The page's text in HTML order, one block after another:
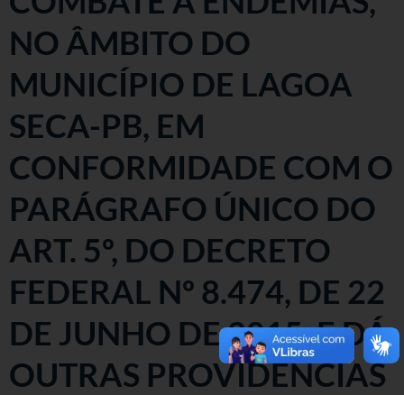
NO ÂMBITO DO
MUNICÍPIO DE LAGOA
SECA-PB, EM
CONFORMIDADE COM O
PARÁGRAFO ÚNICO DO
ART. 5º, DO DECRETO
FEDERAL Nº 8.474, DE 22
DE JUNHO DE 2015, E DÁ
OUTRAS PROVIDÊNCIAS